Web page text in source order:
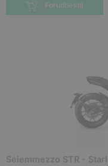
Forudbestil
Seiemmezzo STR -